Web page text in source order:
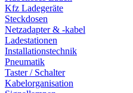
Kfz Ladegeräte
Steckdosen
Netzadapter & -kabel
Ladestationen
Installationstechnik
Pneumatik
Taster / Schalter
Kabelorganisation